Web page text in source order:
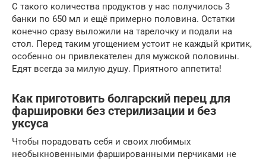
С такого количества продуктов у нас получилось 3
банки по 650 мл и ещё примерно половина. Остатки
конечно сразу выложили на тарелочку и подали на
стол. Перед таким угощением устоит не каждый критик,
особенно он привлекателен для мужской половины.
Едят всегда за милую душу. Приятного аппетита!
Как приготовить болгарский перец для
фаршировки без стерилизации и без
уксуса
Чтобы порадовать себя и своих любимых
необыкновенными фаршированными перчиками не